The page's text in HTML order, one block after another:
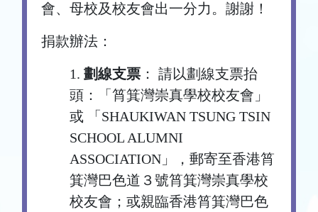
會、母校及校友會出一分力。謝謝！
捐款辦法：
1. 劃線支票 ： 請以劃線支票抬
頭：「筲箕灣崇真學校校友會」
或 「SHAUKIWAN TSUNG TSIN
SCHOOL ALUMNI
ASSOCIATION」，郵寄至香港筲
箕灣巴色道３號筲箕灣崇真學校
校友會；或親臨香港筲箕灣巴色